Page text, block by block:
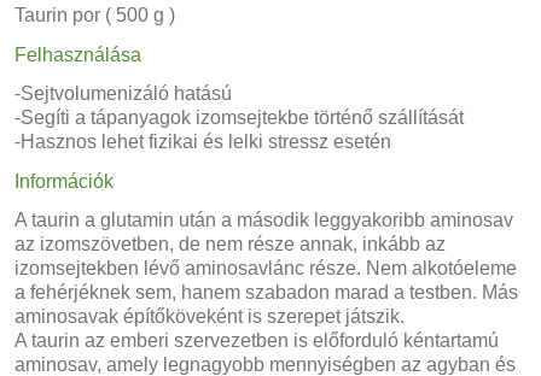
Taurin por ( 500 g )
Felhasználása
-Sejtvolumenizáló hatású
-Segíti a tápanyagok izomsejtekbe történő szállítását
-Hasznos lehet fizikai és lelki stressz esetén
Információk
A taurin a glutamin után a második leggyakoribb aminosav
az izomszövetben, de nem része annak, inkább az
izomsejtekben lévő aminosavlánc része. Nem alkotóeleme
a fehérjéknek sem, hanem szabadon marad a testben. Más
aminosavak építőköveként is szerepet játszik.
A taurin az emberi szervezetben is előforduló kéntartamú
aminosav, amely legnagyobb mennyiségben az agyban és